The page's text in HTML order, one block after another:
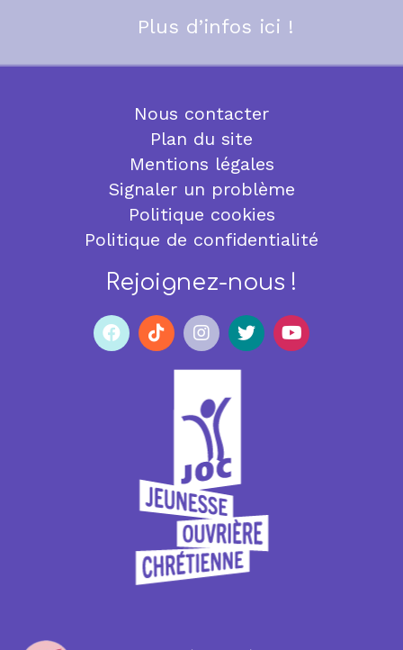
Plus d’infos ici !
Nous contacter
Plan du site
Mentions légales
Signaler un problème
Politique cookies
Politique de confidentialité
Rejoignez-nous !